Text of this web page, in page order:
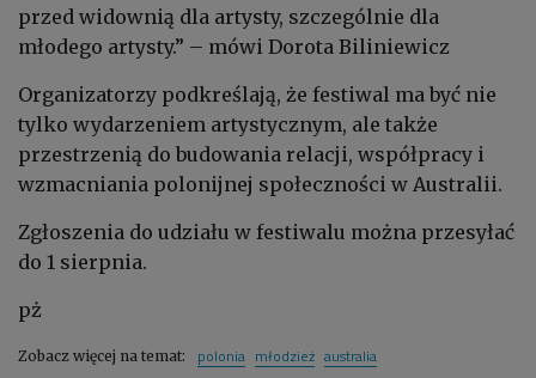
przed widownią dla artysty, szczególnie dla
młodego artysty.” – mówi Dorota Biliniewicz
Organizatorzy podkreślają, że festiwal ma być nie
tylko wydarzeniem artystycznym, ale także
przestrzenią do budowania relacji, współpracy i
wzmacniania polonijnej społeczności w Australii.
Zgłoszenia do udziału w festiwalu można przesyłać
do 1 sierpnia.
pż
Zobacz więcej na temat: polonia młodzież australia